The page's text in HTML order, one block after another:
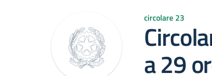
circolare 23
a 29